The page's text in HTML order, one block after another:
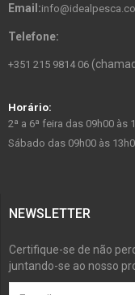
Email:
Telefone:
+351 215 9814 06
Horário:
2ª a 6ª feira das 09h00 às
Sábado das 09h00 às
NEWSLETTER
Certifique-se de não
juntando-se ao nosso